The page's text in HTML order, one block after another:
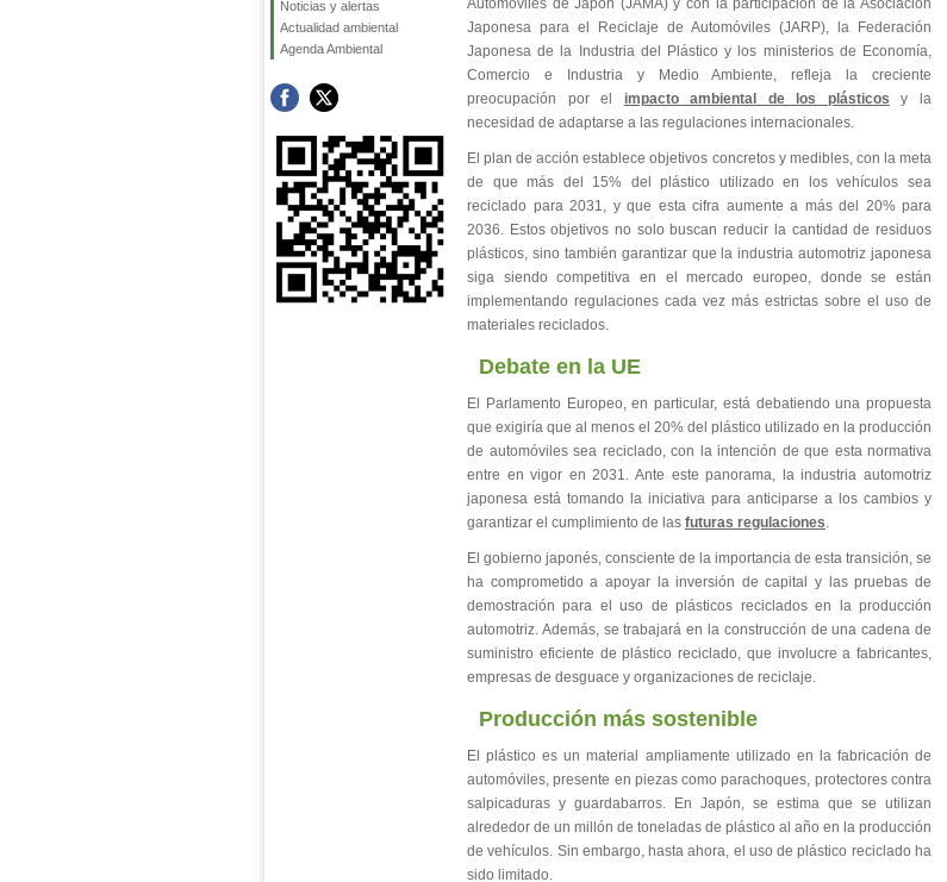
Noticias y alertas
Actualidad ambiental
Agenda Ambiental
Automóviles de Japón (JAMA) y con la participación de la Asociación
Japonesa para el Reciclaje de Automóviles (JARP), la Federación
Japonesa de la Industria del Plástico y los ministerios de Economía,
Comercio e Industria y Medio Ambiente, refleja la creciente
preocupación por el impacto ambiental de los plásticos y la
necesidad de adaptarse a las regulaciones internacionales.
El plan de acción establece objetivos concretos y medibles, con la meta
de que más del 15% del plástico utilizado en los vehículos sea
reciclado para 2031, y que esta cifra aumente a más del 20% para
2036. Estos objetivos no solo buscan reducir la cantidad de residuos
plásticos, sino también garantizar que la industria automotriz japonesa
siga siendo competitiva en el mercado europeo, donde se están
implementando regulaciones cada vez más estrictas sobre el uso de
materiales reciclados.
Debate en la UE
El Parlamento Europeo, en particular, está debatiendo una propuesta
que exigiría que al menos el 20% del plástico utilizado en la producción
de automóviles sea reciclado, con la intención de que esta normativa
entre en vigor en 2031. Ante este panorama, la industria automotriz
japonesa está tomando la iniciativa para anticiparse a los cambios y
garantizar el cumplimiento de las futuras regulaciones.
El gobierno japonés, consciente de la importancia de esta transición, se
ha comprometido a apoyar la inversión de capital y las pruebas de
demostración para el uso de plásticos reciclados en la producción
automotriz. Además, se trabajará en la construcción de una cadena de
suministro eficiente de plástico reciclado, que involucre a fabricantes,
empresas de desguace y organizaciones de reciclaje.
Producción más sostenible
El plástico es un material ampliamente utilizado en la fabricación de
automóviles, presente en piezas como parachoques, protectores contra
salpicaduras y guardabarros. En Japón, se estima que se utilizan
alrededor de un millón de toneladas de plástico al año en la producción
de vehículos. Sin embargo, hasta ahora, el uso de plástico reciclado ha
sido limitado.